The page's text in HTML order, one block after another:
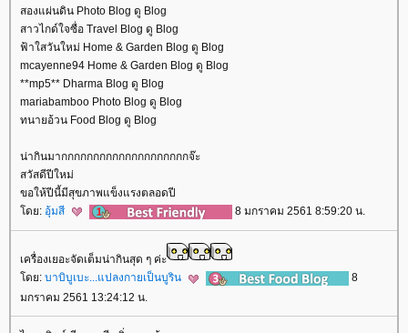
สองแผ่นดิน Photo Blog ดู Blog
สาวไกด์ใจซื่อ Travel Blog ดู Blog
ฟ้าใสวันใหม่ Home & Garden Blog ดู Blog
mcayenne94 Home & Garden Blog ดู Blog
**mp5** Dharma Blog ดู Blog
mariabamboo Photo Blog ดู Blog
ทนายอ้วน Food Blog ดู Blog
น่ากินมากกกกกกกกกกกกกกกกกกกกจ๊ะ
สวัสดีปีใหม่
ขอให้ปีนี้มีสุขภาพแข็งแรงตลอดปี
ดย: อุ้มสี 8 มกราคม 2561 8:59:20 น.
เครื่องเยอะจัดเต็มน่ากินสุด ๆ ค่ะ
ดย: บาบิบูเบะ...แปลงกายเป็นบูริน
8
มกราคม 2561 13:24:12 น.